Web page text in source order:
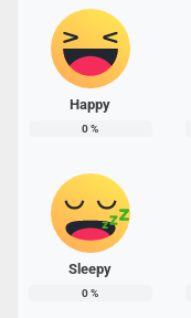
Happy
0%
Sleepy
0%